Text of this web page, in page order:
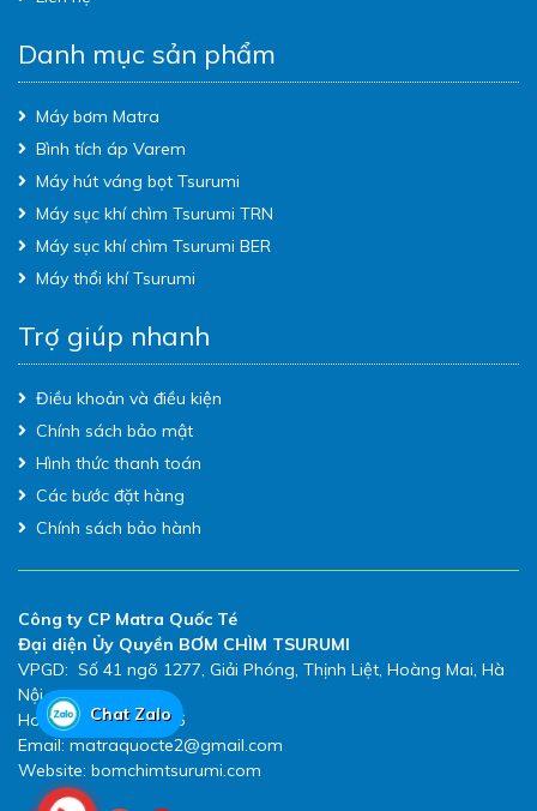
Danh mục sản phẩm
Máy bơm Matra
Bình tích áp Varem
Máy hút váng bọt Tsurumi
Máy sục khí chìm Tsurumi TRN
Máy sục khí chìm Tsurumi BER
Máy thổi khí Tsurumi
Trợ giúp nhanh
Điều khoản và điều kiện
Chính sách bảo mật
Hình thức thanh toán
Các bước đặt hàng
Chính sách bảo hành
Công ty CP Matra Quốc Té
Đại diện Ủy Quyền BƠM CHÌM TSURUMI
VPGD: Số 41 ngõ 1277, Giải Phóng, Thịnh Liệt, Hoàng Mai, Hà
Nội
Hotline: 0983.480.896
Email: matraquocte2@gmail.com
Website: bomchimtsurumi.com
Chat Zalo